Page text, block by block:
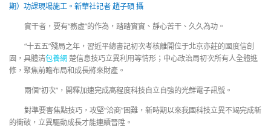
期）功課現場施工。新華社記者 趙子碩 攝
實干者，要有“務虛”的作為，踏踏實實、靜心苦干、久久為功。
“十五五”殘局之年，習近平總書記初次考核離開位于北京亦莊的國度信創
園，具體清包養網楚信息技巧立異利用等情形；中心政治局初次所有人全體進
修，聚焦前瞻布局和成長將來財產。
兩個“初次”，開釋加速完成高程度科技自立自強的光鮮電子訊號。
對準要害焦點技巧，攻堅“洽商”困難，新時期以來我國科技立異不竭完成新
的衝破，立異驅動成長才能連續晉陞。